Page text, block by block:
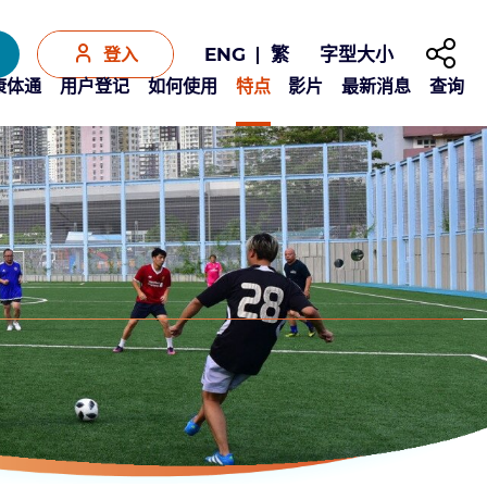
登入 ENG 繁 字型大小
分享至
体通
用户登记 如何使用 特点 影片 最新消息 查询